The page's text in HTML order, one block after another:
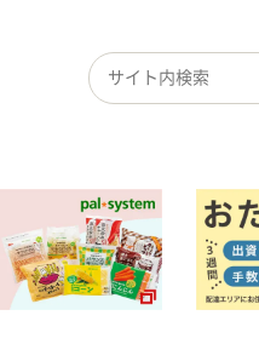
検索キーワード入力